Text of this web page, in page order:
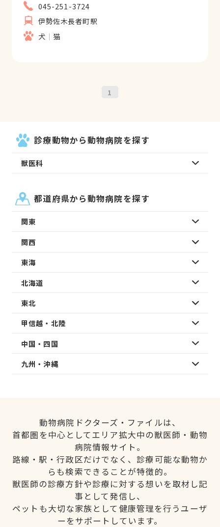
045-251-3724
伊勢佐木長者町駅
犬
猫
1
診療動物から動物病院を探す
獣医科
都道府県から動物病院を探す
関東
関西
東海
北海道
東北
甲信越・北陸
中国・四国
九州・沖縄
動物病院ドクターズ・ファイルは、
首都圏を中心としてエリア拡大中の獣医師・動物
病院情報サイト。
路線・駅・行政区だけでなく、診療可能な動物か
らも検索できることが特徴的。
獣医師の診療方針や診療に対する想いを取材し記
事として発信し、
ペットも大切な家族として健康管理を行うユーザ
ーをサポートしています。